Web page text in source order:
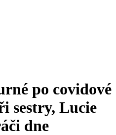
po covidové
sestry, Lucie
dne